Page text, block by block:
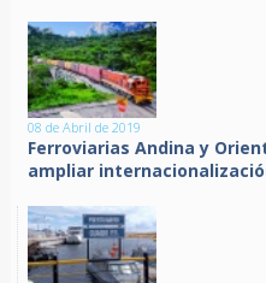
08 de Abril de 2019
Ferroviarias Andina y
ampliar